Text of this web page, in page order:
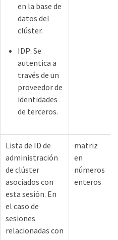
en la base de
datos del
clúster.
IDP: Se
autentica a
través de un
proveedor de
identidades
de terceros.
Lista de ID de
administración
de clúster
asociados con
esta sesión. En
el caso de
sesiones
relacionadas con
matriz
en
números
enteros